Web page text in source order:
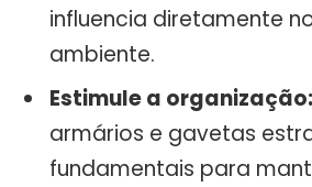
influencia diretamente
ambiente.
Estimule a organização:
armários e gavetas
fundamentais para